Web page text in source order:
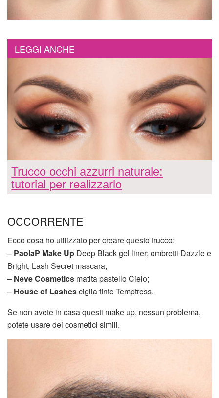
LEGGI ANCHE
Trucco occhi azzurri naturale:
tutorial per realizzarlo
OCCORRENTE
Ecco cosa ho utilizzato per creare questo trucco:
– PaolaP Make Up Deep Black gel liner; ombretti Dazzle e
Bright; Lash Secret mascara;
– Neve Cosmetics matita pastello Cielo;
– House of Lashesciglia finte Temptress.
Se non avete in casa questi make up, nessun problema,
potete usare dei cosmetici simili.